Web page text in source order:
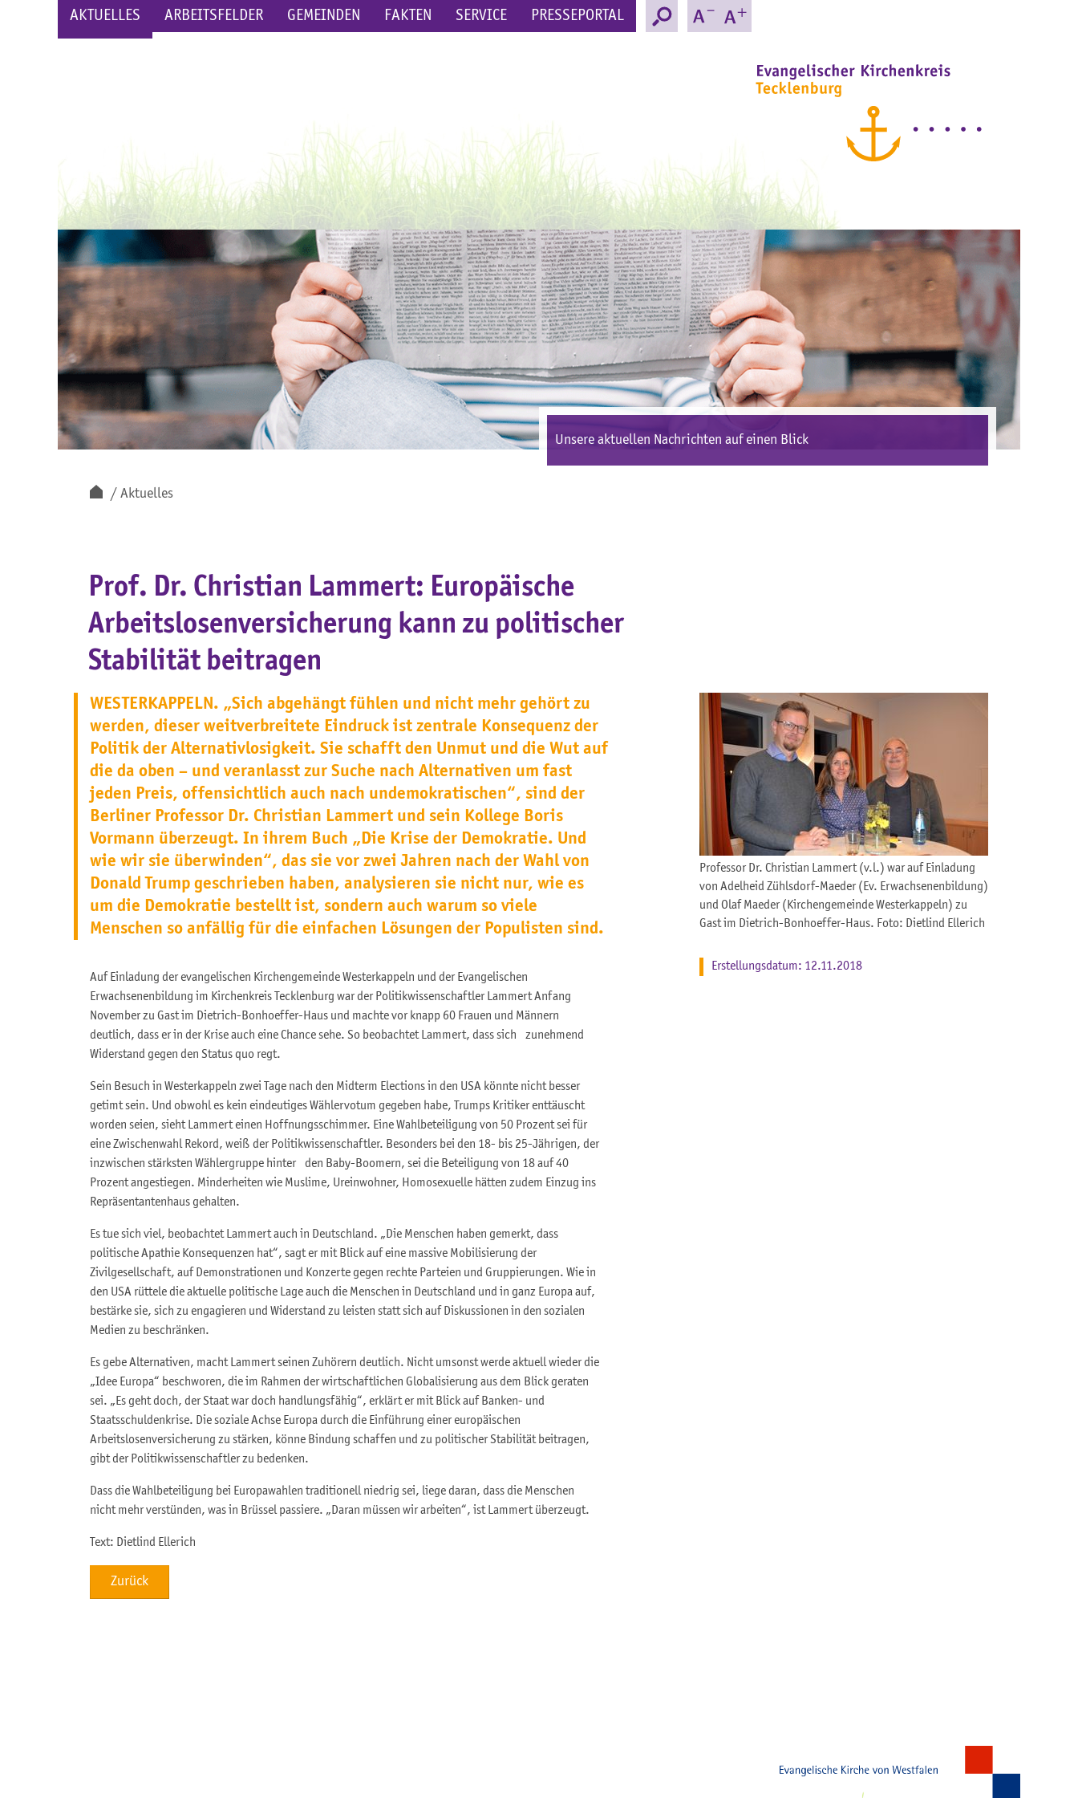
AKTUELLES ARBEITSFELDER GEMEINDEN FAKTEN SERVICE PRESSEPORTAL
Unsere aktuellen Nachrichten auf einen Blick
Aktuelles
Prof. Dr. Christian Lammert: Europäische
Arbeitslosenversicherung kann zu politischer
Stabilität beitragen
WESTERKAPPELN. „Sich abgehängt fühlen und nicht mehr gehört zu
werden, dieser weitverbreitete Eindruck ist zentrale Konsequenz der
Politik der Alternativlosigkeit. Sie schafft den Unmut und die Wut auf
die da oben – und veranlasst zur Suche nach Alternativen um fast
jeden Preis, offensichtlich auch nach undemokratischen“, sind der
Berliner Professor Dr. Christian Lammert und sein Kollege Boris
Vormann überzeugt. In ihrem Buch „Die Krise der Demokratie. Und
wie wir sie überwinden“, das sie vor zwei Jahren nach der Wahl von
Donald Trump geschrieben haben, analysieren sie nicht nur, wie es
um die Demokratie bestellt ist, sondern auch warum so viele
Menschen so anfällig für die einfachen Lösungen der Populisten sind.
Auf Einladung der evangelischen Kirchengemeinde Westerkappeln und der Evangelischen
Erwachsenenbildung im Kirchenkreis Tecklenburg war der Politikwissenschaftler Lammert Anfang
November zu Gast im Dietrich-Bonhoeffer-Haus und machte vor knapp 60 Frauen und Männern
deutlich, dass er in der Krise auch eine Chance sehe. So beobachtet Lammert, dass sich zunehmend
Widerstand gegen den Status quo regt.
Sein Besuch in Westerkappeln zwei Tage nach den Midterm Elections in den USA könnte nicht besser
getimt sein. Und obwohl es kein eindeutiges Wählervotum gegeben habe, Trumps Kritiker enttäuscht
worden seien, sieht Lammert einen Hoffnungsschimmer. Eine Wahlbeteiligung von 50 Prozent sei für
eine Zwischenwahl Rekord, weiß der Politikwissenschaftler. Besonders bei den 18- bis 25-Jährigen, der
inzwischen stärksten Wählergruppe hinter den Baby-Boomern, sei die Beteiligung von 18 auf 40
Prozent angestiegen. Minderheiten wie Muslime, Ureinwohner, Homosexuelle hätten zudem Einzug ins
Repräsentantenhaus gehalten.
Es tue sich viel, beobachtet Lammert auch in Deutschland. „Die Menschen haben gemerkt, dass
politische Apathie Konsequenzen hat“, sagt er mit Blick auf eine massive Mobilisierung der
Zivilgesellschaft, auf Demonstrationen und Konzerte gegen rechte Parteien und Gruppierungen. Wie in
den USA rüttele die aktuelle politische Lage auch die Menschen in Deutschland und in ganz Europa auf,
bestärke sie, sich zu engagieren und Widerstand zu leisten statt sich auf Diskussionen in den sozialen
Medien zu beschränken.
Es gebe Alternativen, macht Lammert seinen Zuhörern deutlich. Nicht umsonst werde aktuell wieder die
„Idee Europa“ beschworen, die im Rahmen der wirtschaftlichen Globalisierung aus dem Blick geraten
sei. „Es geht doch, der Staat war doch handlungsfähig“, erklärt er mit Blick auf Banken- und
Staatsschuldenkrise. Die soziale Achse Europa durch die Einführung einer europäischen
Arbeitslosenversicherung zu stärken, könne Bindung schaffen und zu politischer Stabilität beitragen,
gibt der Politikwissenschaftler zu bedenken.
Dass die Wahlbeteiligung bei Europawahlen traditionell niedrig sei, liege daran, dass die Menschen
nicht mehr verstünden, was in Brüssel passiere. „Daran müssen wir arbeiten“, ist Lammert überzeugt.
Text: Dietlind Ellerich
Zurück
Professor Dr. Christian Lammert (v.l.) war auf Einladung
von Adelheid Zühlsdorf-Maeder (Ev. Erwachsenenbildung)
und Olaf Maeder (Kirchengemeinde Westerkappeln) zu
Gast im Dietrich-Bonhoeffer-Haus. Foto: Dietlind Ellerich
Erstellungsdatum: 12.11.2018